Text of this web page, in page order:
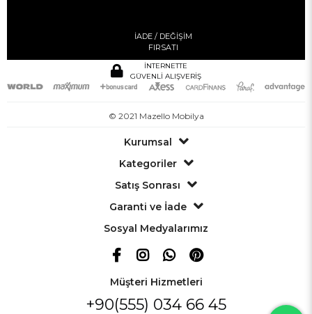
İADE / DEĞİŞİM
FIRSATI
İNTERNETTE
GÜVENLİ ALIŞVERİŞ
© 2021 Mazello Mobilya
Kurumsal
Kategoriler
Satış Sonrası
Garanti ve İade
Sosyal Medyalarımız
Müşteri Hizmetleri
+90(555) 034 66 45